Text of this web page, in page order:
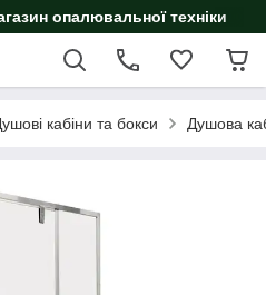
опалювальної техніки
кабіни та бокси Душова